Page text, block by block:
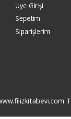
Üye Girişi
Sepetim
Siparişlerim